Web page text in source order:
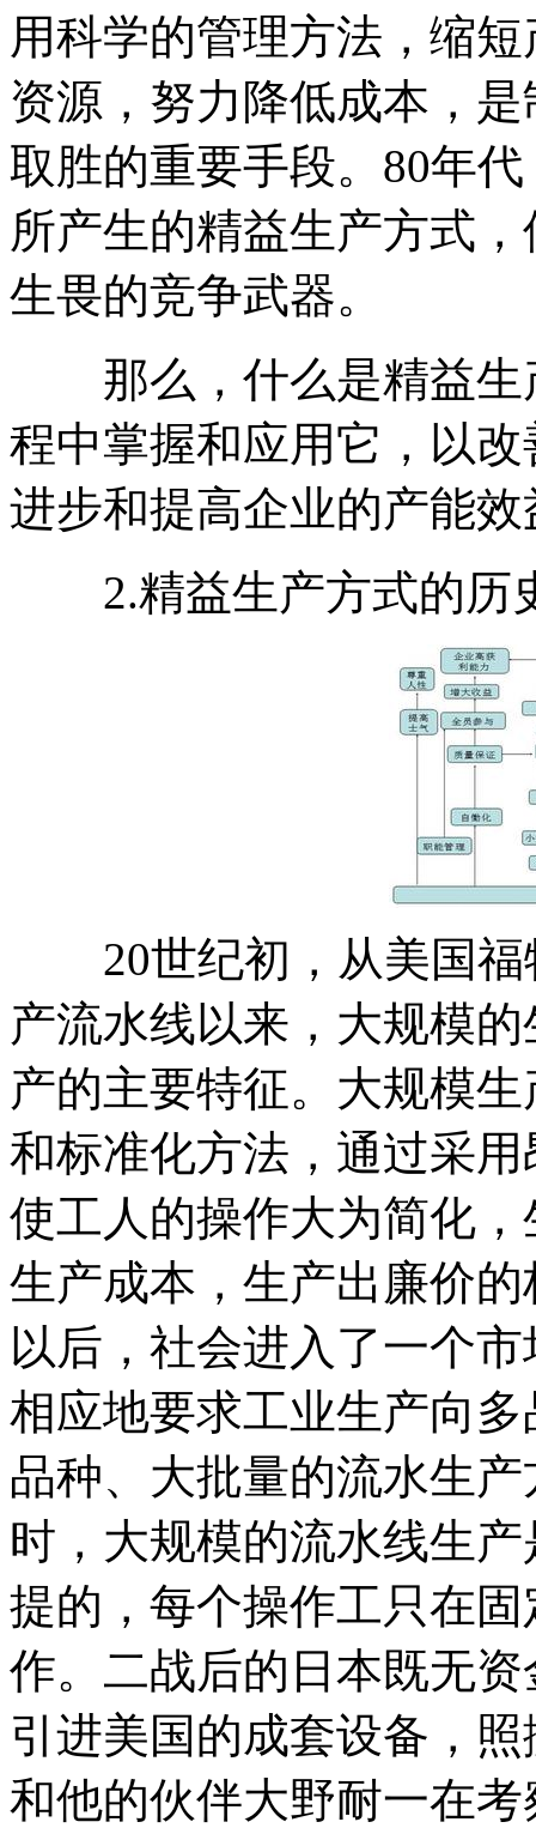
用科学的管理方法，缩
资源，努力降低成本，
取胜的重要手段。80年
所产生的精益生产方式
生畏的竞争武器。
那么，什么是精益生
程中掌握和应用它，以
进步和提高企业的产能
2.精益生产方式的历
20世纪初，从美国福
产流水线以来，大规模
产的主要特征。大规模
和标准化方法，通过采
使工人的操作大为简化
生产成本，生产出廉价
以后，社会进入了一个
相应地要求工业生产向
品种、大批量的流水生
时，大规模的流水线生
提的，每个操作工只在
作。二战后的日本既无
引进美国的成套设备，
和他的伙伴大野耐一在